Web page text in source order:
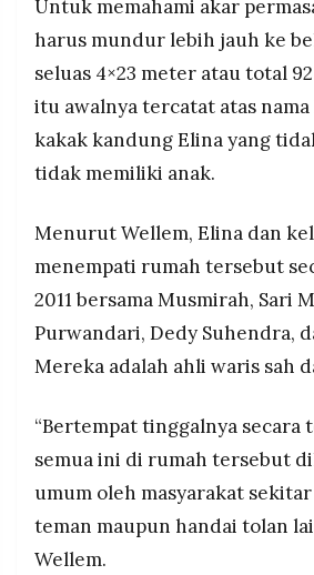
Untuk memahami akar
harus mundur lebih jauh ke
seluas 4×23 meter atau total
itu awalnya tercatat atas
kakak kandung Elina yang
tidak memiliki anak.
Menurut Wellem, Elina dan
menempati rumah tersebut
2011 bersama Musmirah, Sari
Purwandari, Dedy Suhendra,
Mereka adalah ahli waris sah
“Bertempat tinggalnya secara
semua ini di rumah tersebut
umum oleh masyarakat
teman maupun handai tolan
Wellem.